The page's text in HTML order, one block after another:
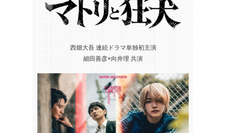
西畑大吾 連続ドラマ単独初主演
細田善彦×向井理 共演